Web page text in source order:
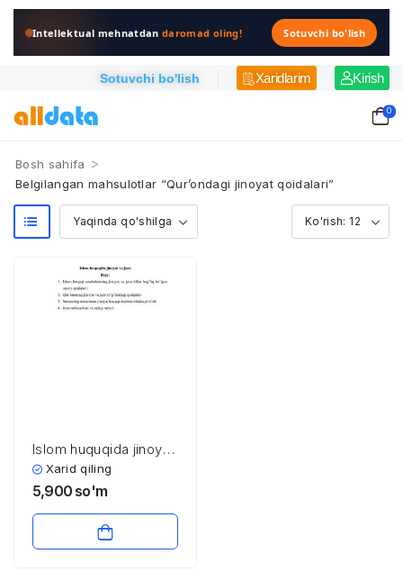
Intellektual mehnatdandaromad oling! Sotuvchi bo'lish
Sotuvchi bo'lish Xaridlarim Kirish
0
Bosh sahifa >
Belgilangan mahsulotlar “Qur’ondagi jinoyat qoidalari”
Islom huquqida jinoyat
va jazo
Xarid qiling
5,900 so'm